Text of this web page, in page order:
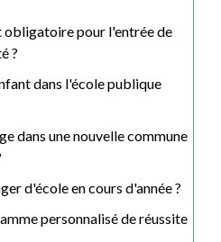
obligatoire pour l'entrée de
?
dans l'école publique
dans une nouvelle commune
d'école en cours d'année ?
personnalisé de réussite